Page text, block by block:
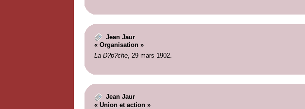
Jean Jaur
« Organisation »
La D?p?che, 29 mars 1902.
Jean Jaur
« Union et action »